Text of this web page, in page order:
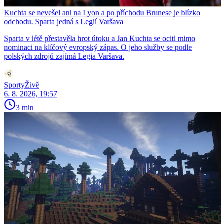
Kuchta se nevešel ani na Lyon a po příchodu Brunese je blízko
odchodu. Sparta jedná s Legií Varšava
Sparta v létě přestavěla hrot útoku a Jan Kuchta se ocitl mimo
nominaci na klíčový evropský zápas. O jeho služby se podle
polských zdrojů zajímá Legia Varšava.
SportyŽivě
6. 8. 2026, 19:57
3 min